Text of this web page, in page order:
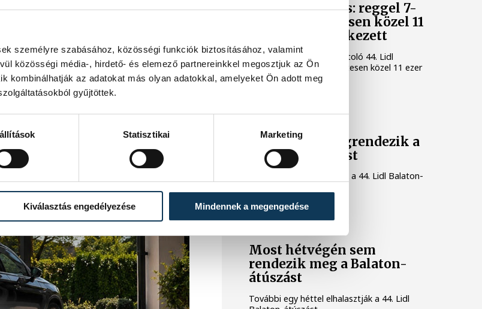
személyre szabásához, közösségi funkciók biztosításához, valamint
közösségi média-, hirdető- és elemező partnereinkkel megosztjuk az Ön
kombinálhatják az adatokat más olyan adatokkal, amelyeket Ön adott meg
gyűjtöttek.
Statisztikai Marketing
Kiválasztás engedélyezése Mindennek a megengedése
Balaton-átúszás: reggel 7-
kor rajt, előzetesen közel 11
ezer nevezés érkezett
A ma reggel 7 órakor rajtoló 44. Lidl
Balaton-átúszásra előzetesen közel 11 ezer
nevezés érkezett.
Szombaton megrendezik a
Balaton-átúszást
Szombaton megrendezik a 44. Lidl Balaton-
Most hétvégén sem
rendezik meg a Balaton-
átúszást
További egy héttel elhalasztják a 44. Lidl